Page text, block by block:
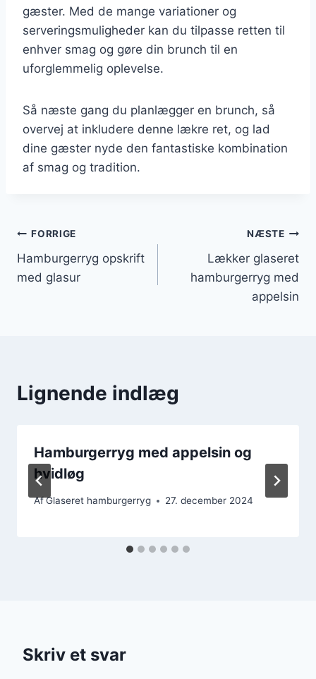
gæster. Med de mange variationer og
serveringsmuligheder kan du tilpasse retten til
enhver smag og gøre din brunch til en
uforglemmelig oplevelse.
Så næste gang du planlægger en brunch, så
overvej at inkludere denne lækre ret, og lad
dine gæster nyde den fantastiske kombination
af smag og tradition.
Indlægsnavigation
FORRIGE
Hamburgerryg opskrift
med glasur
NÆSTE
Lækker glaseret
hamburgerryg med
appelsin
Lignende indlæg
Hamburgerryg med appelsin og
hvidløg
AfGlaseret hamburgerryg 27. december 2024
Skriv et svar